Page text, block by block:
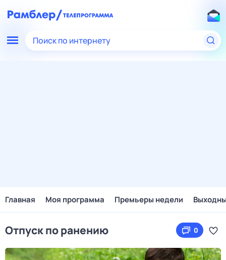
Поиск по интернету
Главная Моя программа Премьеры недели
Отпуск по ранению 0